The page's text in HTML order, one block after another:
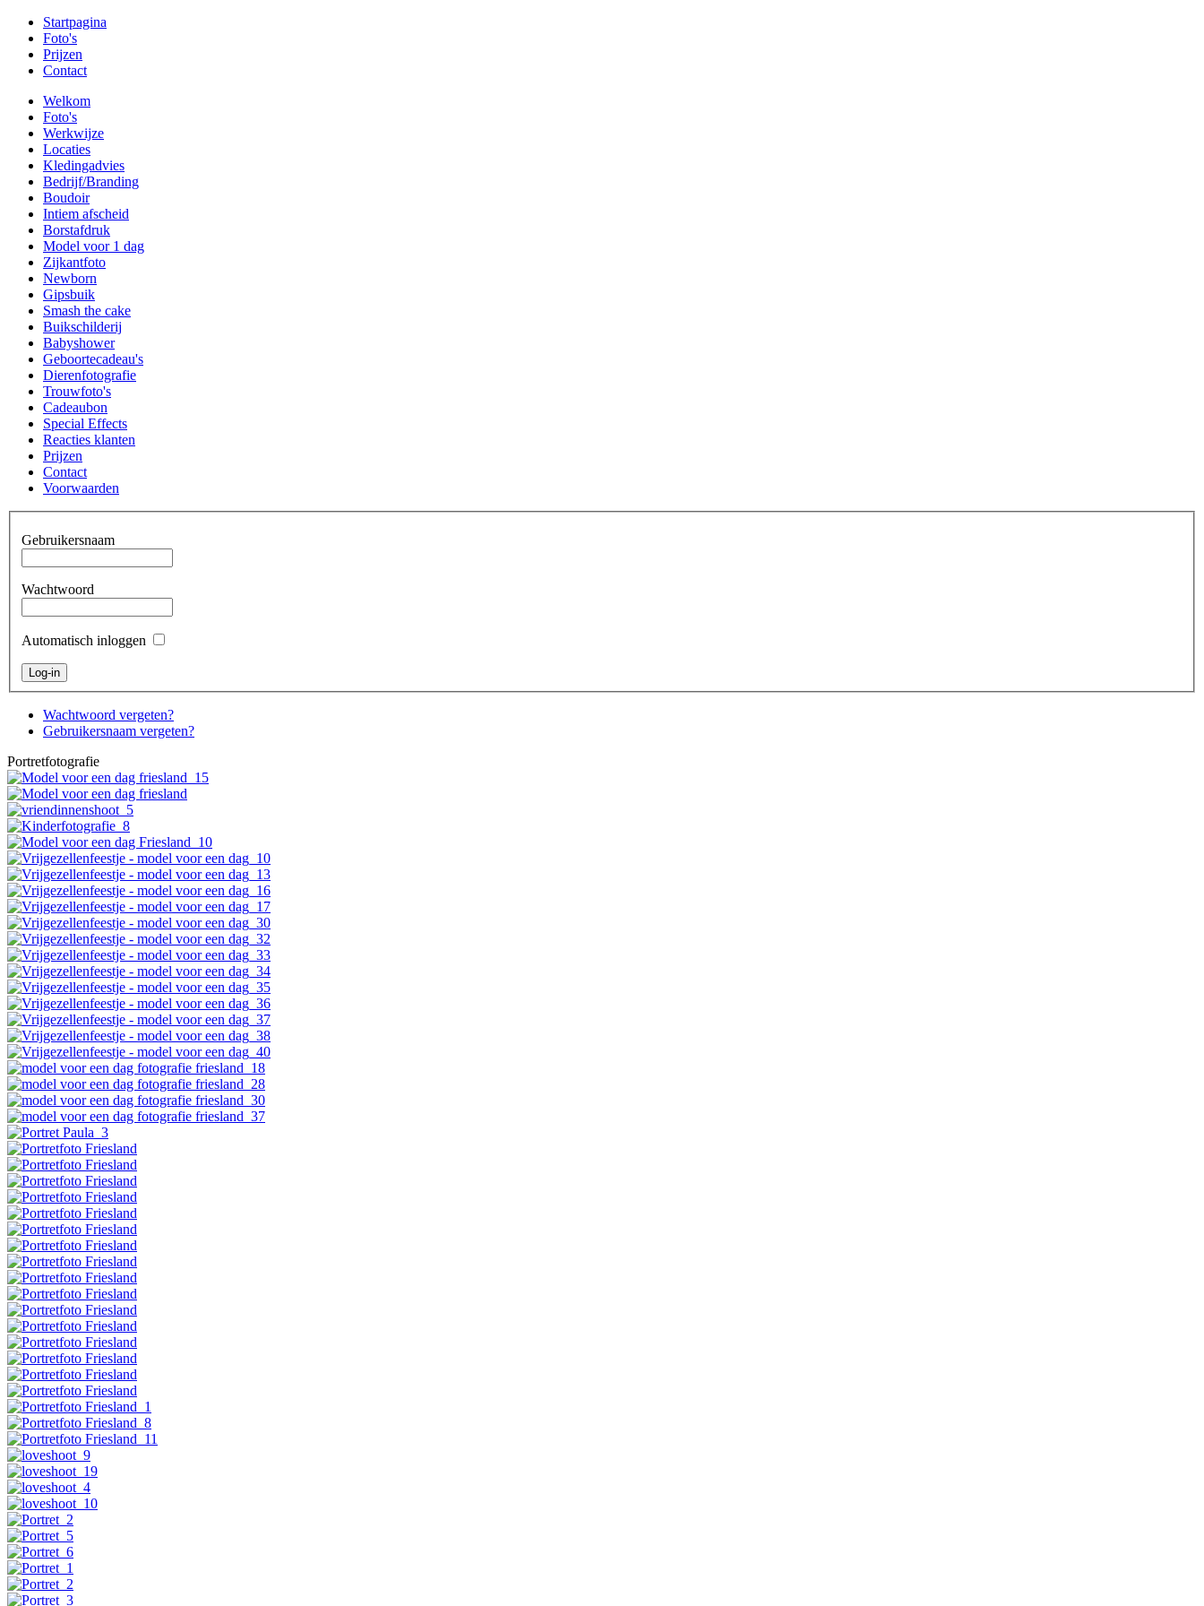
Startpagina
Foto's
Prijzen
Contact
Welkom
Foto's
Werkwijze
Locaties
Kledingadvies
Bedrijf/Branding
Boudoir
Intiem afscheid
Borstafdruk
Model voor 1 dag
Zijkantfoto
Newborn
Gipsbuik
Smash the cake
Buikschilderij
Babyshower
Geboortecadeau's
Dierenfotografie
Trouwfoto's
Cadeaubon
Special Effects
Reacties klanten
Prijzen
Contact
Voorwaarden
Gebruikersnaam
Wachtwoord
Automatisch inloggen
Wachtwoord vergeten?
Gebruikersnaam vergeten?
Portretfotografie